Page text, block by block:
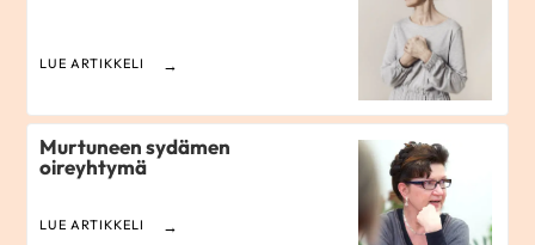
LUE ARTIKKELI
Murtuneen sydämen
oireyhtymä
LUE ARTIKKELI